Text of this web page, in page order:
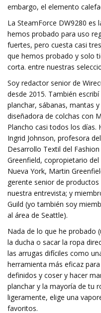
embargo, el elemento
La SteamForce DW9280 es
hemos probado para uso
fuertes, pero cuesta casi
que hemos probado y solo
corta. entre nuestras
Soy redactor senior de
desde 2015. También
planchar, sábanas, mantas
diseñadora de colchas con
Plancho casi todos los días.
Ingrid Johnson, profesora
Desarrollo Textil del
Greenfield, copropietario
Nueva York, Martin
gerente senior de
nuestra entrevista; y
Guild (yo también soy
al área de Seattle).
Nada de lo que he probado
la ducha o sacar la ropa
las arrugas difíciles como
herramienta más eficaz
definidos y coser y hacer
planchar y la mayoría de tu
ligeramente, elige una
favoritos.